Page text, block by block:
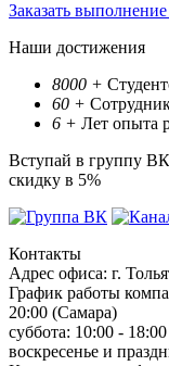
Заказать
Наши достижения
8000 +
60 +
6 + Лет опыта
Вступай в группу
скидку в 5%
Контакты
Адрес офиса: г.
График работы
20:00 (Самара)
суббота: 10:00 -
воскресенье и